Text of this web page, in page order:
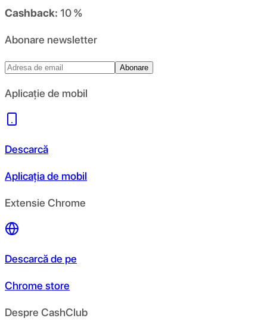
Cashback: 10 %
Abonare newsletter
Abonare
Aplicație de mobil
Descarcă
Aplicația de mobil
Extensie Chrome
Descarcă de pe
Chrome store
Despre CashClub